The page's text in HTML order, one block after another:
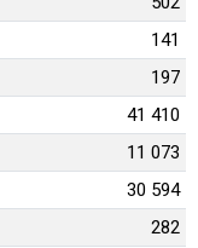
141
197
41 410
11 073
30 594
282